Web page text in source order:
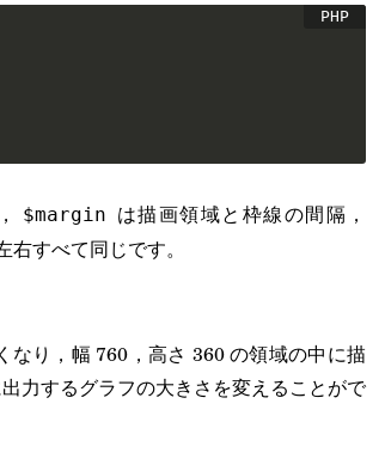
$margin は描画領域と枠線の間隔，
すべて同じです。
り，幅 760，高さ 360 の領域の中に描
力するグラフの大きさを変えることがで